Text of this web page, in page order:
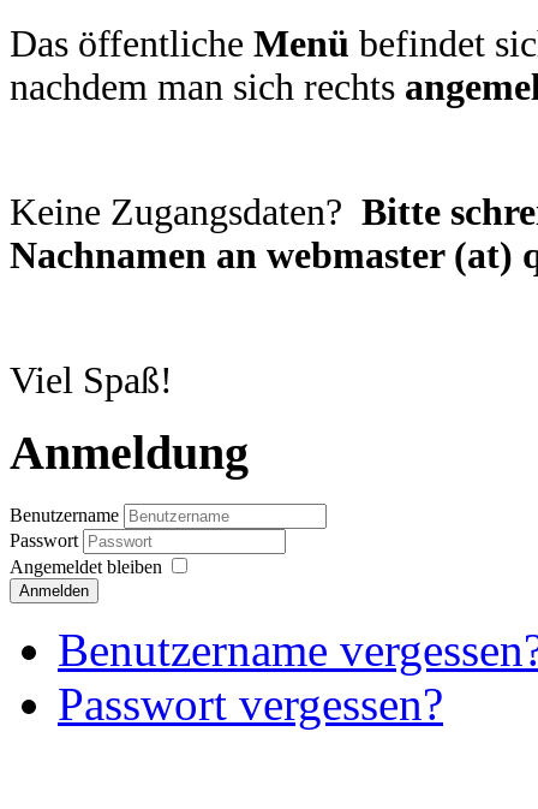
Das öffentliche Menü befindet
nachdem man sich rechts
Keine Zugangsdaten? Bitte
Nachnamen an webmaster (at)
Viel Spaß!
Anmeldung
Benutzername
Passwort
Angemeldet bleiben
Anmelden
Benutzername
Passwort vergessen?